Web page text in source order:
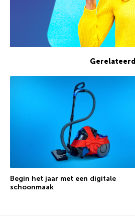
Gerelateerd
Begin het jaar met een digitale
schoonmaak